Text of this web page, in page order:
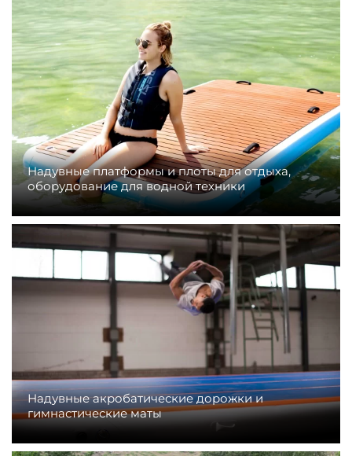
Надувные платформы и плоты для отдыха,
оборудование для водной техники
Надувные акробатические дорожки и
гимнастические маты